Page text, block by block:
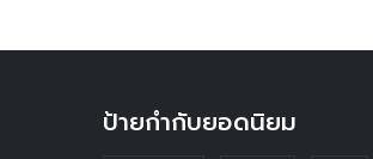
ป้ายกำกับยอดนิยม